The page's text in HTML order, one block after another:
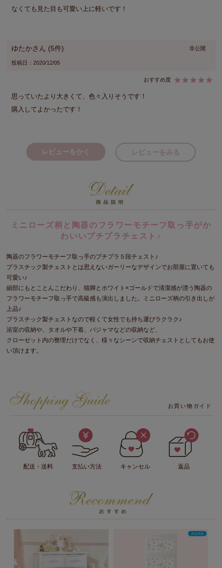
なくても見た目も可愛い上に軽いです！
ゆたか 5 非公開
投稿日 2020/12/05
思っていたより大きくて、色々入りそうです！
購入してよかったです！
レビューをかく レビューをみる
ミニローズ柄と陶器のフラワーモチーフ取っ手がか
わいいプチプラチェスト♪
陶器のフラワーモチーフ取っ手のプチプラ５段チェスト♪
プラスチック製チェストとは思えないガーリーなデザインでお部屋に置いても
可愛い♪
細部にもとことんこだわり、猫脚とホワイト×ゴールドで清潔感が漂う陶器の
フラワーモチーフ取っ手で高級感も演出しました。ミニローズ柄の引き出しが
上品♪
プラスチック製チェストなので軽くて女性でも持ち運びラクラク♪
浴室の収納や、タオルや下着、パジャマなどの収納など、
クローゼット内の整理だけでなく、様々なシーンで収納チェストとしてもお使
い頂けます。
お買い物ガイド
配送・送料 支払い方法 キャンセル 返品